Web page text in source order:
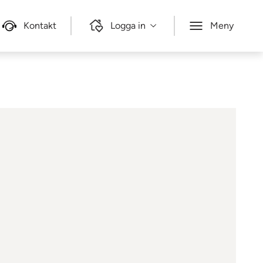
Kontakt Logga in Meny